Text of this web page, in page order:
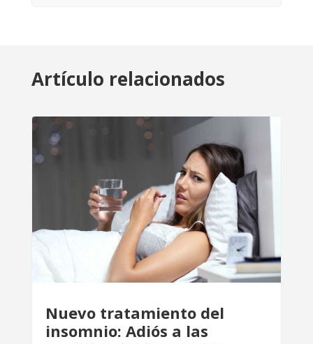
Artículo relacionados
Nuevo tratamiento del
insomnio: Adiós a las